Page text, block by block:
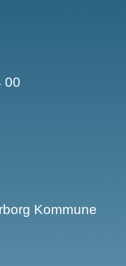
00
Kommune